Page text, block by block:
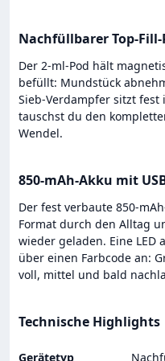
Nachfüllbarer Top-
Der 2-ml-Pod hält
befüllt: Mundstück
Sieb-Verdampfer sitzt fest
tauschst du den
Wendel.
850-mAh-Akku mit
Der fest verbaute 850-
Format durch den Alltag
wieder geladen. Eine LED
über einen Farbcode an:
voll, mittel und bald
Technische Highlights
Gerätetyp